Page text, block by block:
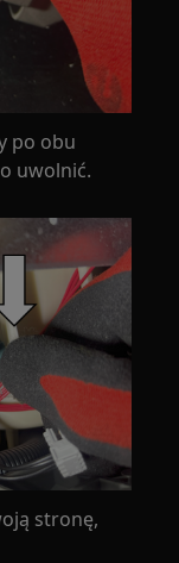
po obu
uwolnić.
stronę,